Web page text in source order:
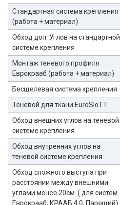
Стандартная система крепления
(работа + материал)
Обход доп. Углов на стандартной
системе крепления
Монтаж теневого профиля
Еврокрааб (работа + материал)
Бесщелевая система крепления
Теневой для ткани EuroSloTT
Обход внешних углов на теневой
системе крепления
Обход внутренних углов на
теневой системе крепления
Обход сложного выступа при
расстоянии между внешними
углами менее 20см. ( для систем
Еврокрааб, КРААБ 4.0, Парящий)